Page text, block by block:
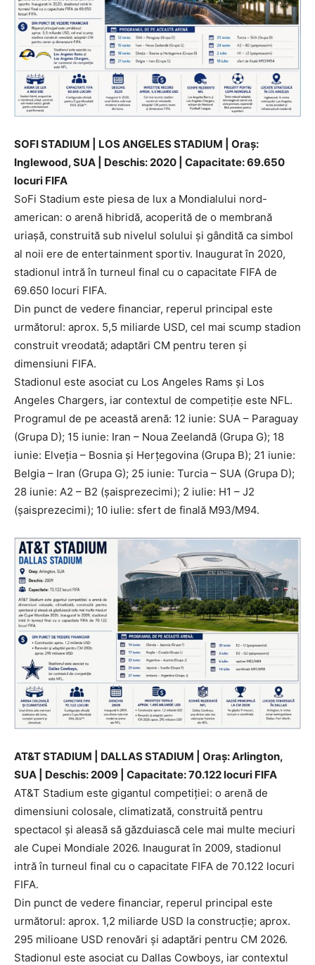
SOFI STADIUM | LOS ANGELES STADIUM | Oraș:
Inglewood, SUA | Deschis: 2020 | Capacitate: 69.650
locuri FIFA
SoFi Stadium este piesa de lux a Mondialului nord-
american: o arenă hibridă, acoperită de o membrană
uriașă, construită sub nivelul solului și gândită ca simbol
al noii ere de entertainment sportiv. Inaugurat în 2020,
stadionul intră în turneul final cu o capacitate FIFA de
69.650 locuri FIFA.
Din punct de vedere financiar, reperul principal este
următorul: aprox. 5,5 miliarde USD, cel mai scump stadion
construit vreodată; adaptări CM pentru teren și
dimensiuni FIFA.
Stadionul este asociat cu Los Angeles Rams și Los
Angeles Chargers, iar contextul de competiție este NFL.
Programul de pe această arenă: 12 iunie: SUA – Paraguay
(Grupa D); 15 iunie: Iran – Noua Zeelandă (Grupa G); 18
iunie: Elveția – Bosnia și Herțegovina (Grupa B); 21 iunie:
Belgia – Iran (Grupa G); 25 iunie: Turcia – SUA (Grupa D);
28 iunie: A2 – B2 (șaisprezecimi); 2 iulie: H1 – J2
(șaisprezecimi); 10 iulie: sfert de finală M93/M94.
AT&T STADIUM | DALLAS STADIUM | Oraș: Arlington,
SUA | Deschis: 2009 | Capacitate: 70.122 locuri FIFA
AT&T Stadium este gigantul competiției: o arenă de
dimensiuni colosale, climatizată, construită pentru
spectacol și aleasă să găzduiască cele mai multe meciuri
ale Cupei Mondiale 2026. Inaugurat în 2009, stadionul
intră în turneul final cu o capacitate FIFA de 70.122 locuri
FIFA.
Din punct de vedere financiar, reperul principal este
următorul: aprox. 1,2 miliarde USD la construcție; aprox.
295 milioane USD renovări și adaptări pentru CM 2026.
Stadionul este asociat cu Dallas Cowboys, iar contextul